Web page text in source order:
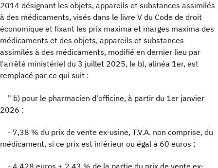
2014 désignant les objets, appareils et substances assimilés
à des médicaments, visés dans le livre V du Code de droit
économique et fixant les prix maxima et marges maxima des
médicaments et des objets, appareils et substances
assimilés à des médicaments, modifié en dernier lieu par
l'arrêté ministériel du 3 juillet 2025, le b), alinéa 1er, est
remplacé par ce qui suit :
" b) pour le pharmacien d'officine, à partir du 1er janvier
2026 :
- 7,38 % du prix de vente ex-usine, T.V.A. non comprise, du
médicament, si ce prix est inférieur ou égal à 60 euros ;